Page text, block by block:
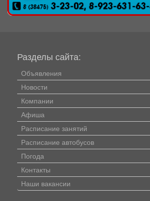
Разделы сайта:
Объявления
Новости
Компании
Афиша
Расписание занятий
Расписание автобусов
Погода
Контакты
Наши вакансии